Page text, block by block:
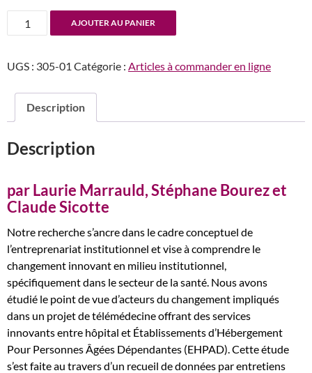
prix
prix
actuel
quantité
de
Changement
innovant
et
publique
AJOUTER AU PANIER
UGS : 305-01 Catégorie : Articles à commander en ligne
Description
Description
par Laurie Marrauld, Stéphane Bourez et
Claude Sicotte
Notre recherche s’ancre dans le cadre conceptuel de
l’entreprenariat institutionnel et vise à comprendre le
changement innovant en milieu institutionnel,
spécifiquement dans le secteur de la santé. Nous avons
étudié le point de vue d’acteurs du changement impliqués
dans un projet de télémédecine offrant des services
innovants entre hôpital et Établissements d’Hébergement
Pour Personnes Âgées Dépendantes (EHPAD). Cette étude
s’est faite au travers d’un recueil de données par entretiens